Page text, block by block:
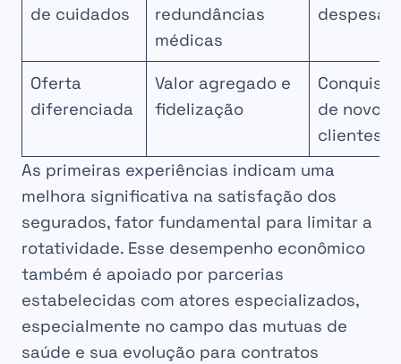
de cuidados
redundâncias
médicas
despesas
Oferta
diferenciada
Valor agregado e
fidelização
Conquista
de novos
clientes
As primeiras experiências indicam uma
melhora significativa na satisfação dos
segurados, fator fundamental para limitar a
rotatividade. Esse desempenho econômico
também é apoiado por parcerias
estabelecidas com atores especializados,
especialmente no campo das mutuas de
saúde e sua evolução para contratos